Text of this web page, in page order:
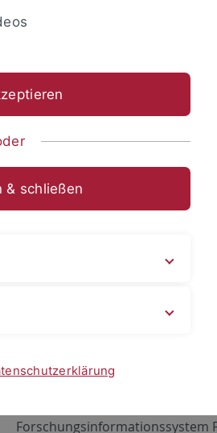
ALMA
Forschungsinformationssystem
& schließen